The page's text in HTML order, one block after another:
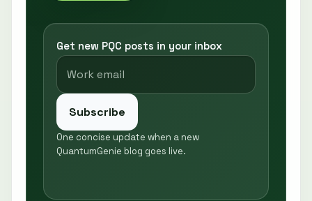
Get new PQC posts in your inbox
Subscribe
One concise update when a new
QuantumGenie blog goes live.